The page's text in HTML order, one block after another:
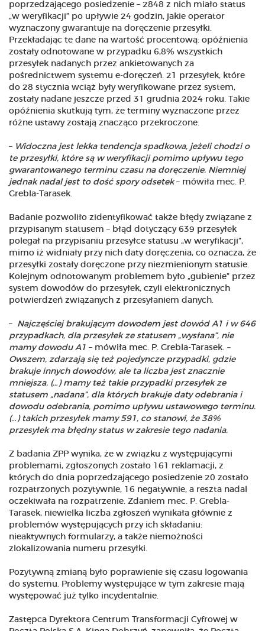
poprzedzającego posiedzenie – 2848 z nich miało status
„w weryfikacji” po upływie 24 godzin, jakie operator
wyznaczony gwarantuje na doręczenie przesyłki.
Przekładając te dane na wartość procentową: opóźnienia
zostały odnotowane w przypadku 6,8% wszystkich
przesyłek nadanych przez ankietowanych za
pośrednictwem systemu e-doręczeń. 21 przesyłek, które
do 28 stycznia wciąż były weryfikowane przez system,
zostały nadane jeszcze przed 31 grudnia 2024 roku. Takie
opóźnienia skutkują tym, że terminy wyznaczone przez
różne ustawy zostają znacząco przekroczone.
– Widoczna jest lekka tendencja spadkowa, jeżeli chodzi o
te przesyłki, które są w weryfikacji pomimo upływu tego
gwarantowanego terminu czasu na doręczenie. Niemniej
jednak nadal jest to dość spory odsetek– mówiła mec. P.
Grebla-Tarasek.
Badanie pozwoliło zidentyfikować także błędy związane z
przypisanym statusem – błąd dotyczący 639 przesyłek
polegał na przypisaniu przesyłce statusu „w weryfikacji”,
mimo iż widniały przy nich daty doręczenia, co oznacza, że
przesyłki zostały doręczone przy niezmienionym statusie.
Kolejnym odnotowanym problemem było „gubienie” przez
system dowodów do przesyłek, czyli elektronicznych
potwierdzeń związanych z przesyłaniem danych.
– Najczęściej brakującym dowodem jest dowód A1 i w 646
przypadkach, dla przesyłek ze statusem „wysłana”, nie
mamy dowodu A1 – mówiła mec. P. Grebla-Tarasek. –
Owszem, zdarzają się też pojedyncze przypadki, gdzie
brakuje innych dowodów, ale ta liczba jest znacznie
mniejsza. (…) mamy też takie przypadki przesyłek ze
statusem „nadana”, dla których brakuje daty odebrania i
dowodu odebrania, pomimo upływu ustawowego terminu.
(…) takich przesyłek mamy 591, co stanowi, że 38%
przesyłek ma błędny status w zakresie tego nadania.
Z badania ZPP wynika, że w związku z występującymi
problemami, zgłoszonych zostało 161 reklamacji, z
których do dnia poprzedzającego posiedzenie 20 zostało
rozpatrzonych pozytywnie, 16 negatywnie, a reszta nadal
oczekiwała na rozpatrzenie. Zdaniem mec. P. Grebla-
Tarasek, niewielka liczba zgłoszeń wynikała głównie z
problemów występujących przy ich składaniu:
nieaktywnych formularzy, a także niemożności
zlokalizowania numeru przesyłki.
Pozytywną zmianą było poprawienie się czasu logowania
do systemu. Problemy występujące w tym zakresie mają
występować już tylko incydentalnie.
Zastępca Dyrektora Centrum Transformacji Cyfrowej w